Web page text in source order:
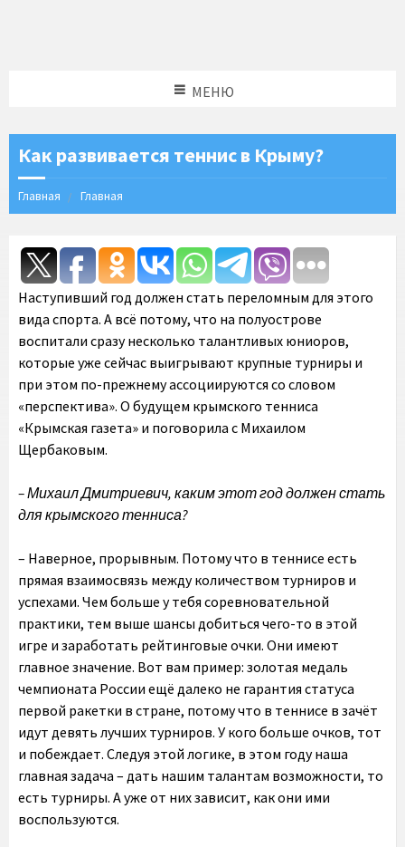
МЕНЮ
Как развивается теннис в Крыму?
Главная Главная
Наступивший год должен стать переломным для этого
вида спорта. А всё потому, что на полуострове
воспитали сразу несколько талантливых юниоров,
которые уже сейчас выигрывают крупные турниры и
при этом по-прежнему ассоциируются со словом
«перспектива». О будущем крымского тенниса
«Крымская газета» и поговорила с Михаилом
Щербаковым.
– Михаил Дмитриевич, каким этот год должен стать
для крымского тенниса?
– Наверное, прорывным. Потому что в теннисе есть
прямая взаимосвязь между количеством турниров и
успехами. Чем больше у тебя соревновательной
практики, тем выше шансы добиться чего-то в этой
игре и заработать рейтинговые очки. Они имеют
главное значение. Вот вам пример: золотая медаль
чемпионата России ещё далеко не гарантия статуса
первой ракетки в стране, потому что в теннисе в зачёт
идут девять лучших турниров. У кого больше очков, тот
и побеждает. Следуя этой логике, в этом году наша
главная задача – дать нашим талантам возможности, то
есть турниры. А уже от них зависит, как они ими
воспользуются.